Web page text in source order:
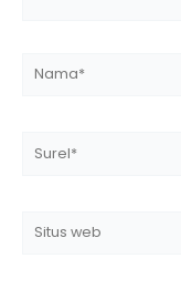
Nama*
Situs